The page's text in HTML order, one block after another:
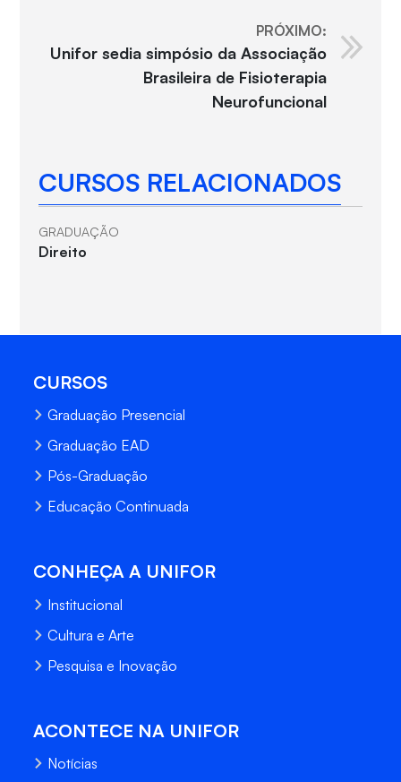
PRÓXIMO:
Unifor sedia simpósio da Associação
Brasileira de Fisioterapia
Neurofuncional
CURSOS RELACIONADOS
GRADUAÇÃO
Direito
CURSOS
Graduação Presencial
Graduação EAD
Pós-Graduação
Educação Continuada
CONHEÇA A UNIFOR
Institucional
Cultura e Arte
Pesquisa e Inovação
ACONTECE NA UNIFOR
Notícias